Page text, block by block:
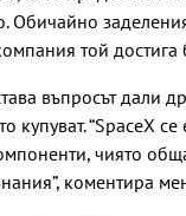
Обичайно
той достига
въпросът дали
купуват. “SpaceX
чиято
коментира